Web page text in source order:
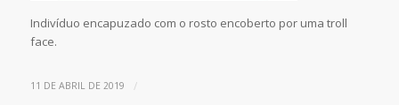
Indivíduo encapuzado com o rosto encoberto por uma troll
face.
11 DE ABRIL DE 2019 /